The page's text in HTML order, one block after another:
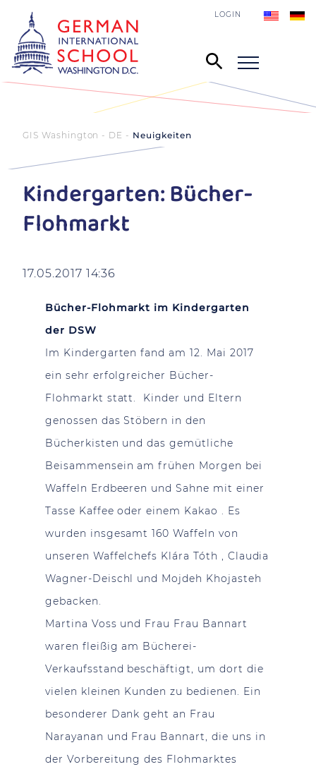
LOGIN
GIS Washington - DE Neuigkeiten
Kindergarten: Bücher-
Flohmarkt
17.05.2017 14:36
Bücher-Flohmarkt im Kindergarten
der DSW
Im Kindergarten fand am 12. Mai 2017
ein sehr erfolgreicher Bücher-
Flohmarkt statt. Kinder und Eltern
genossen das Stöbern in den
Bücherkisten und das gemütliche
Beisammensein am frühen Morgen bei
Waffeln Erdbeeren und Sahne mit einer
Tasse Kaffee oder einem Kakao . Es
wurden insgesamt 160 Waffeln von
unseren Waffelchefs Klára Tóth , Claudia
Wagner-Deischl und Mojdeh Khojasteh
gebacken.
Martina Voss und Frau Frau Bannart
waren fleißig am Bücherei-
Verkaufsstand beschäftigt, um dort die
vielen kleinen Kunden zu bedienen. Ein
besonderer Dank geht an Frau
Narayanan und Frau Bannart, die uns in
der Vorbereitung des Flohmarktes